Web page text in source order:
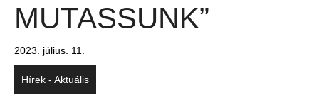
MUTASSUNK”
2023. július. 11.
Hírek - Aktuális